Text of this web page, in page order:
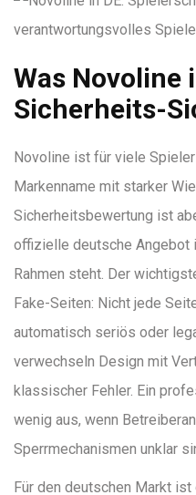
Was Novoline
Sicherheits-
Novoline ist für viele
Markenname mit starker
Sicherheitsbewertung ist
offizielle deutsche Angebot
Rahmen steht. Der
Fake-Seiten: Nicht jede
automatisch seriös oder
verwechseln Design mit
klassischer Fehler. Ein
wenig aus, wenn
Sperrmechanismen unklar
Für den deutschen Markt